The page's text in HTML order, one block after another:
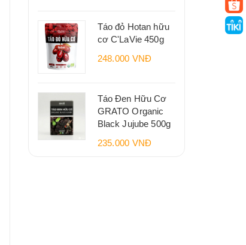
Táo đỏ Hotan hữu
cơ C'LaVie 450g
248.000 VNĐ
Táo Đen Hữu Cơ
GRATO Organic
Black Jujube 500g
235.000 VNĐ